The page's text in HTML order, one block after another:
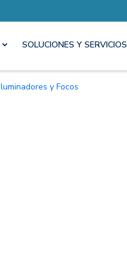
SOLUCIONES Y SERVICIOS
Iluminadores y Focos